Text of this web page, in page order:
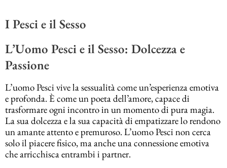
I Pesci e il Sesso
L’Uomo Pesci e il Sesso: Dolcezza e
Passione
L’uomo Pesci vive la sessualità come un’esperienza emotiva
e profonda. È come un poeta dell’amore, capace di
trasformare ogni incontro in un momento di pura magia.
La sua dolcezza e la sua capacità di empatizzare lo rendono
un amante attento e premuroso. L’uomo Pesci non cerca
solo il piacere fisico, ma anche una connessione emotiva
che arricchisca entrambi i partner.